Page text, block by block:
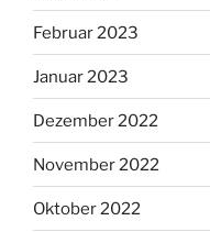
Februar 2023
Januar 2023
Dezember 2022
November 2022
Oktober 2022